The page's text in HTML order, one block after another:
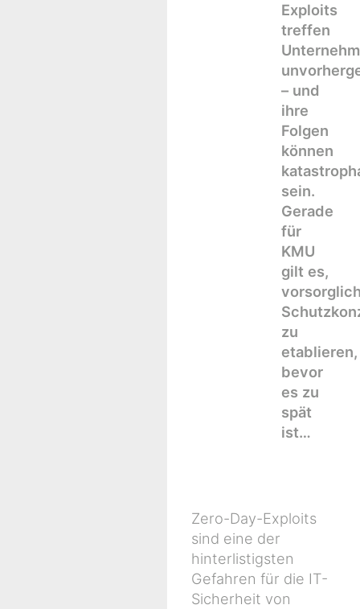
Exploits
treffen
– und
ihre
Folgen
können
sein.
Gerade
für
KMU
gilt es,
zu
etablieren,
bevor
es zu
spät
ist…
Zero-Day-Exploits
sind eine der
hinterlistigsten
Gefahren für die IT-
Sicherheit von